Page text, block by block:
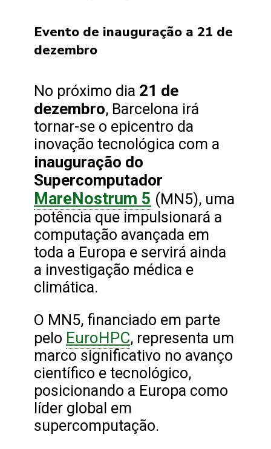
Evento de inauguração a 21 de
dezembro
No próximo dia 21 de
dezembro, Barcelona irá
tornar-se o epicentro da
inovação tecnológica com a
inauguração do
Supercomputador
MareNostrum 5 (MN5), uma
potência que impulsionará a
computação avançada em
toda a Europa e servirá ainda
a investigação médica e
climática.
O MN5, financiado em parte
pelo EuroHPC, representa um
marco significativo no avanço
científico e tecnológico,
posicionando a Europa como
líder global em
supercomputação.